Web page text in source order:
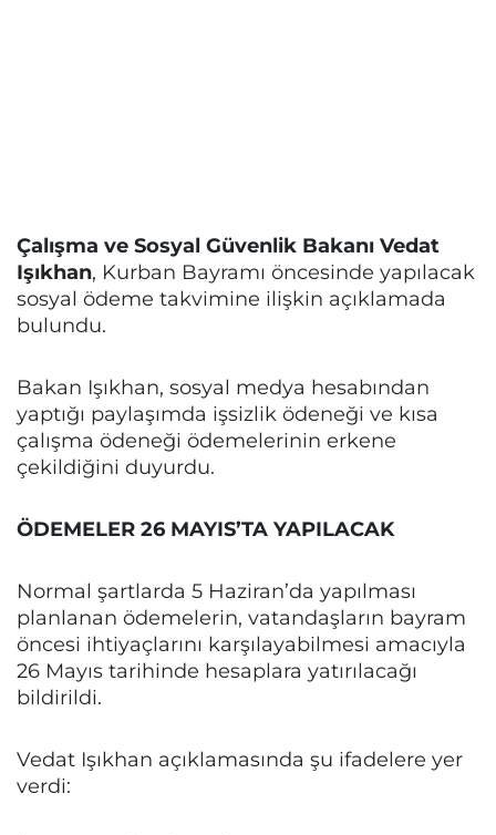
Çalışma ve Sosyal Güvenlik Bakanı Vedat
Işıkhan, Kurban Bayramı öncesinde yapılacak
sosyal ödeme takvimine ilişkin açıklamada
bulundu.
Bakan Işıkhan, sosyal medya hesabından
yaptığı paylaşımda işsizlik ödeneği ve kısa
çalışma ödeneği ödemelerinin erkene
çekildiğini duyurdu.
ÖDEMELER 26 MAYIS’TA YAPILACAK
Normal şartlarda 5 Haziran’da yapılması
planlanan ödemelerin, vatandaşların bayram
öncesi ihtiyaçlarını karşılayabilmesi amacıyla
26 Mayıs tarihinde hesaplara yatırılacağı
bildirildi.
Vedat Işıkhan açıklamasında şu ifadelere yer
verdi: